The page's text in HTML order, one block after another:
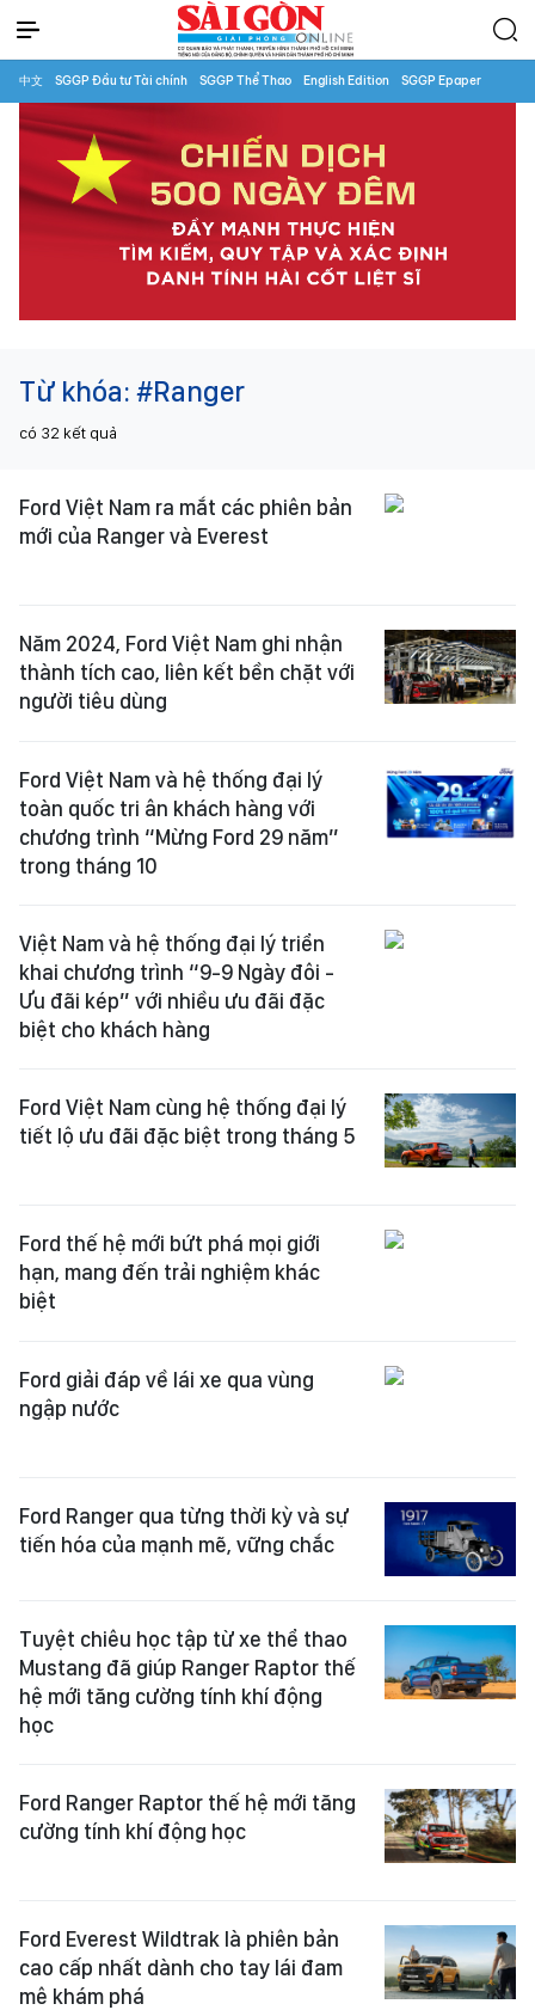
中文 SGGP Đầu tư Tài chính SGGP Thể Thao English Edition SGGP Epaper
Từ khóa: #Ranger
có 32 kết quả
Ford Việt Nam ra mắt các phiên bản
mới của Ranger và Everest
Năm 2024, Ford Việt Nam ghi nhận
thành tích cao, liên kết bền chặt với
người tiêu dùng
Ford Việt Nam và hệ thống đại lý
toàn quốc tri ân khách hàng với
chương trình “Mừng Ford 29 năm”
trong tháng 10
Việt Nam và hệ thống đại lý triển
khai chương trình “9-9 Ngày đôi -
Ưu đãi kép” với nhiều ưu đãi đặc
biệt cho khách hàng
Ford Việt Nam cùng hệ thống đại lý
tiết lộ ưu đãi đặc biệt trong tháng 5
Ford thế hệ mới bứt phá mọi giới
hạn, mang đến trải nghiệm khác
biệt
Ford giải đáp về lái xe qua vùng
ngập nước
Ford Ranger qua từng thời kỳ và sự
tiến hóa của mạnh mẽ, vững chắc
Tuyệt chiêu học tập từ xe thể thao
Mustang đã giúp Ranger Raptor thế
hệ mới tăng cường tính khí động
học
Ford Ranger Raptor thế hệ mới tăng
cường tính khí động học
Ford Everest Wildtrak là phiên bản
cao cấp nhất dành cho tay lái đam
mê khám phá